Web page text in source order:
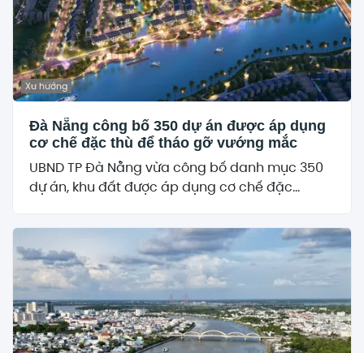
Xu hướng
Đà Nẵng công bố 350 dự án được áp dụng
cơ chế đặc thù để tháo gỡ vướng mắc
UBND TP Đà Nẵng vừa công bố danh mục 350
dự án, khu đất được áp dụng cơ chế đặc...